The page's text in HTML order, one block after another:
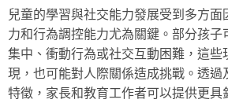
兒童的學習與社交能力發展受到多方
力和行為調控能力尤為關鍵。部分孩子
集中、衝動行為或社交互動困難，這些
現，也可能對人際關係造成挑戰。透過
特徵，家長和教育工作者可以提供更具